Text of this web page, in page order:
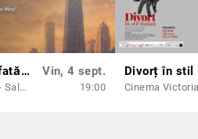
Napoleon era fată | regia Toma Hogea, cu Marius Manole și Medeea Marinescu
Cinema Victoria - Sala Unirii
Vin, 4 sept.
19:00